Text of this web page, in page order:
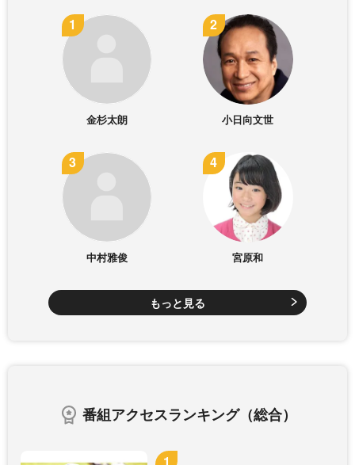
金杉太朗 小日向文世
中村雅俊 宮原和
もっと見る
番組アクセスランキング（総合）